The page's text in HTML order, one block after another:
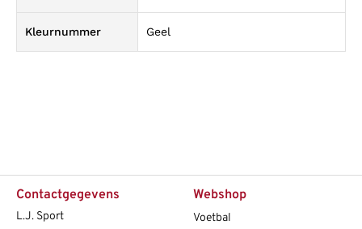
Kleurnummer Geel
Contactgegevens
L.J. Sport
Webshop
Voetbal